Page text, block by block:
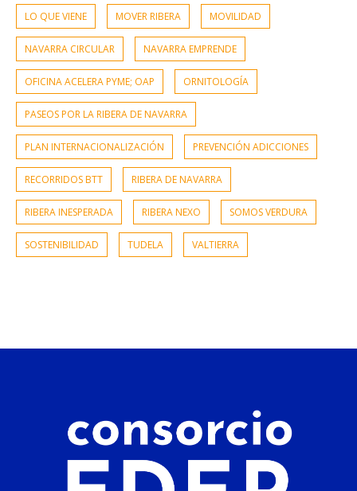
LO QUE VIENE MOVER RIBERA MOVILIDAD
NAVARRA CIRCULAR NAVARRA EMPRENDE
OFICINA ACELERA PYME; OAP ORNITOLOGÍA
PASEOS POR LA RIBERA DE NAVARRA
PLAN INTERNACIONALIZACIÓN PREVENCIÓN ADICCIONES
RECORRIDOS BTT RIBERA DE NAVARRA
RIBERA INESPERADA RIBERA NEXO SOMOS VERDURA
SOSTENIBILIDAD TUDELA VALTIERRA